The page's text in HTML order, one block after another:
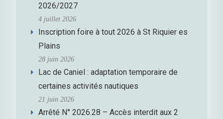
2026/2027
4 juillet 2026
Inscription foire à tout 2026 à St Riquier es
Plains
28 juin 2026
Lac de Caniel : adaptation temporaire de
certaines activités nautiques
21 juin 2026
Arrêté N° 2026.28 – Accès interdit aux 2